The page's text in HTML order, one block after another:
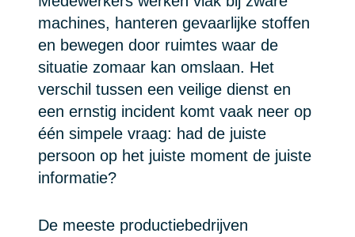
machines, hanteren gevaarlijke stoffen
en bewegen door ruimtes waar de
situatie zomaar kan omslaan. Het
verschil tussen een veilige dienst en
een ernstig incident komt vaak neer op
één simpele vraag: had de juiste
persoon op het juiste moment de juiste
informatie?
De meeste productiebedrijven